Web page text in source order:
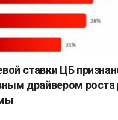
ставки ЦБ
драйвером